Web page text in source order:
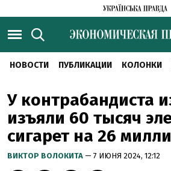
НОВОСТИ ПУБЛИКАЦИИ КОЛОНКИ
У контрабандиста
изъяли 60 тысяч
сигарет на 26
ВИКТОР ВОЛОКИТА — 7 ИЮНЯ 2024, 12:12